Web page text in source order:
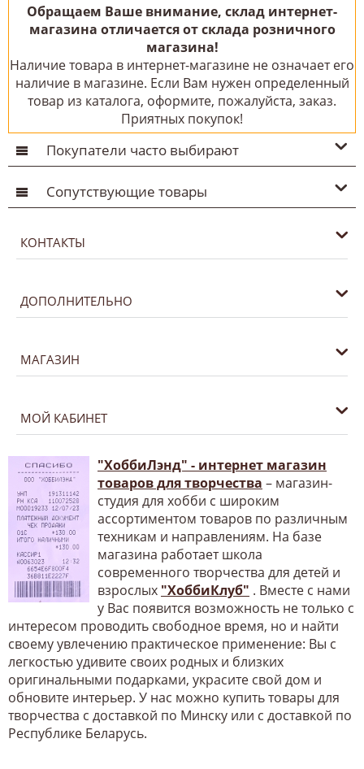
Обращаем Ваше внимание, склад интернет-
магазина отличается от склада розничного
магазина!
Наличие товара в интернет-магазине не означает его
наличие в магазине. Если Вам нужен определенный
товар из каталога, оформите, пожалуйста, заказ.
Приятных покупок!
Покупатели часто выбирают
Сопутствующие товары
КОНТАКТЫ
ДОПОЛНИТЕЛЬНО
МАГАЗИН
МОЙ КАБИНЕТ
"ХоббиЛэнд" - интернет магазин
товаров для творчества – магазин-
студия для хобби с широким
ассортиментом товаров по различным
техникам и направлениям. На базе
магазина работает школа
современного творчества для детей и
взрослых "ХоббиКлуб" . Вместе с нами
у Вас появится возможность не только с
интересом проводить свободное время, но и найти
своему увлечению практическое применение: Вы с
легкостью удивите своих родных и близких
оригинальными подарками, украсите свой дом и
обновите интерьер. У нас можно купить товары для
творчества с доставкой по Минску или с доставкой по
Республике Беларусь.